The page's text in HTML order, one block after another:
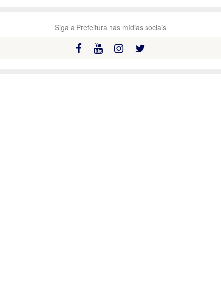
Siga a Prefeitura nas mídias sociais